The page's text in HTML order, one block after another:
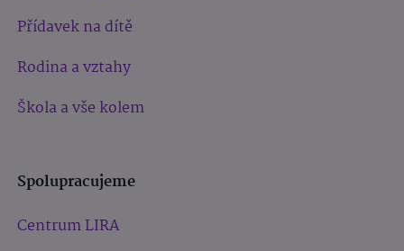
Přídavek na dítě
Rodina a vztahy
Škola a vše kolem
Spolupracujeme
Centrum LIRA